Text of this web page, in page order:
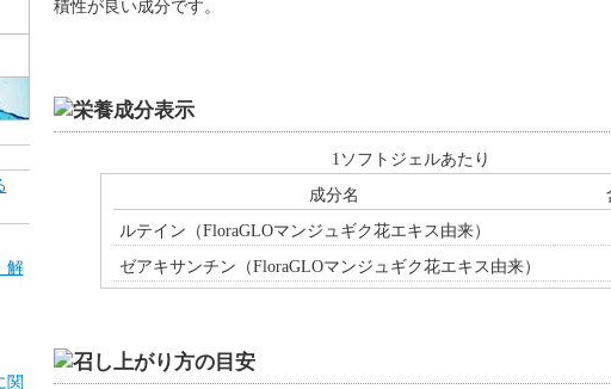
積性が良い成分です。
1ソフトジェルあたり
成分名
ルテイン（FloraGLOマンジュギク花エキス由来）
ゼアキサンチン（FloraGLOマンジュギク花エキス由来）